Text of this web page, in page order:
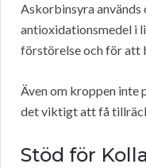
Askorbinsyra används
antioxidationsmedel i
förstörelse och för att
Även om kroppen inte
det viktigt att få
Stöd för